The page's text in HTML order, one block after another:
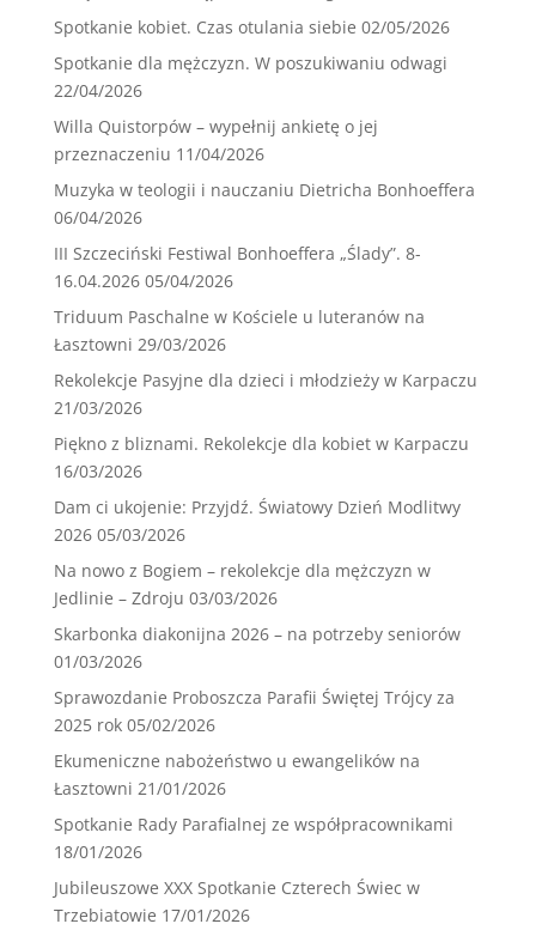
Spotkanie kobiet. Czas otulania siebie 02/05/2026
Spotkanie dla mężczyzn. W poszukiwaniu odwagi
22/04/2026
Willa Quistorpów – wypełnij ankietę o jej
przeznaczeniu 11/04/2026
Muzyka w teologii i nauczaniu Dietricha Bonhoeffera
06/04/2026
III Szczeciński Festiwal Bonhoeffera „Ślady”. 8-
16.04.2026 05/04/2026
Triduum Paschalne w Kościele u luteranów na
Łasztowni 29/03/2026
Rekolekcje Pasyjne dla dzieci i młodzieży w Karpaczu
21/03/2026
Piękno z bliznami. Rekolekcje dla kobiet w Karpaczu
16/03/2026
Dam ci ukojenie: Przyjdź. Światowy Dzień Modlitwy
2026 05/03/2026
Na nowo z Bogiem – rekolekcje dla mężczyzn w
Jedlinie – Zdroju 03/03/2026
Skarbonka diakonijna 2026 – na potrzeby seniorów
01/03/2026
Sprawozdanie Proboszcza Parafii Świętej Trójcy za
2025 rok 05/02/2026
Ekumeniczne nabożeństwo u ewangelików na
Łasztowni 21/01/2026
Spotkanie Rady Parafialnej ze współpracownikami
18/01/2026
Jubileuszowe XXX Spotkanie Czterech Świec w
Trzebiatowie 17/01/2026